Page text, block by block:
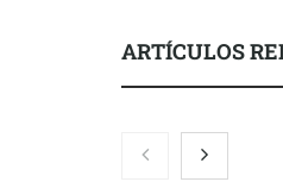
ARTÍCULOS